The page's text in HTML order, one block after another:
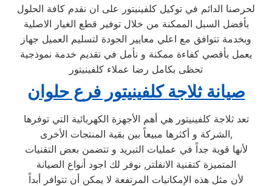
لحرصنا الدائم في توكيل كلفينيتور على ان نقدم كافة الحلول
بأفضل السبل الممكنة من خلال توفير قطع الغيار الاصلية
وبخدمة تتوافق مع اعلي معايير الجودة لتسليم العميل جهاز
يعمل بأقصي كفاءة ممكنة و نأمل في تقديم خدمة نموذجية
تحظى بكامل رضا عملاء كلفينيتور
صيانة ثلاجة كلفينيتور فرع حلوان
تعد ثلاجة كلفينيتور هي أهم الأجهزة الكهربائية التي توفرها
الشركة و أكثرها مبيعاً بين بقية المنتجات الأخرى,
لأنها قوية جداً في عمليات التبريد و تتضمن بعض التقنيات
المتميزة كتقنية الانفلتر, نوفر لك اجود أنواع الصيانة
لأن مثل هذه الإمكانيات المرتفعة لا يمكن أن تتوافر أبداً